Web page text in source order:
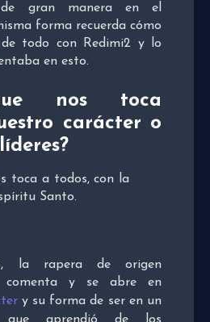
gran manera en el
forma recuerda cómo
todo con Redimi2 y lo
en esto.
nos toca
carácter o
toca a todos, con la
Santo.
la rapera de origen
comenta y se abre en
y su forma de ser en un